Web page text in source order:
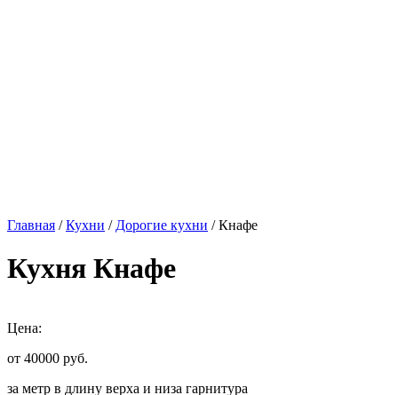
Главная /Кухни / Дорогие кухни / Кнафе
Кухня Кнафе
Цена:
от 40000 руб.
за метр в длину верха и низа гарнитура